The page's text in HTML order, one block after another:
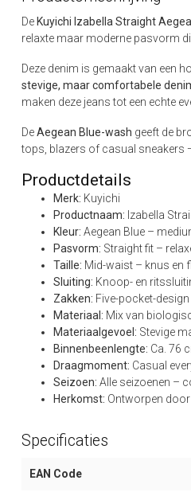
De Kuyichi Izabella Straight
relaxte maar moderne pasvorm
Deze denim is gemaakt van een
stevige, maar comfortabele
maken deze jeans tot een echte
DeAegean Blue-wash geeft de
tops, blazers of casual sneakers
Productdetails
Merk: Kuyichi
Productnaam: Izabella
Kleur: Aegean Blue –
Pasvorm: Straight fit –
Taille: Mid-waist – knus en
Sluiting: Knoop- en
Zakken: Five-pocket-design
Materiaal: Mix van
Materiaalgevoel: Stevige
Binnenbeenlengte: Ca. 76
Draagmoment: Casual
Seizoen: Alle seizoenen –
Herkomst: Ontworpen
Specificaties
EAN Code